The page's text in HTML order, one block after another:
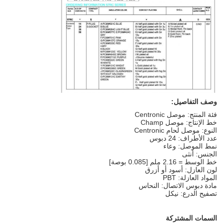
وصف التفاصيل:
فئة المنتج: موصل Centronic
خط الإنتاج: موصل Champ
النوع: موصل لحام Centronic
عدد الأطراف: 24 دبوس
نمط الموصل: وعاء
الجنس: أنثى
خط الوسط = 2.16 ملم [0.085 بوصة]
لون العازل: أسود أو أزرق
المواد العازلة: PBT
مادة دبوس الاتصال: النحاس
تصفيح الدرع: نيكل
السمات المشتركة